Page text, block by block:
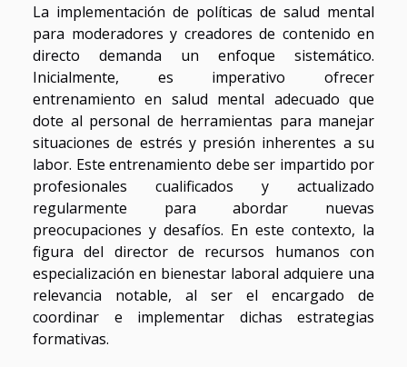
La implementación de políticas de salud mental
para moderadores y creadores de contenido en
directo demanda un enfoque sistemático.
Inicialmente, es imperativo ofrecer
entrenamiento en salud mental adecuado que
dote al personal de herramientas para manejar
situaciones de estrés y presión inherentes a su
labor. Este entrenamiento debe ser impartido por
profesionales cualificados y actualizado
regularmente para abordar nuevas
preocupaciones y desafíos. En este contexto, la
figura del director de recursos humanos con
especialización en bienestar laboral adquiere una
relevancia notable, al ser el encargado de
coordinar e implementar dichas estrategias
formativas.